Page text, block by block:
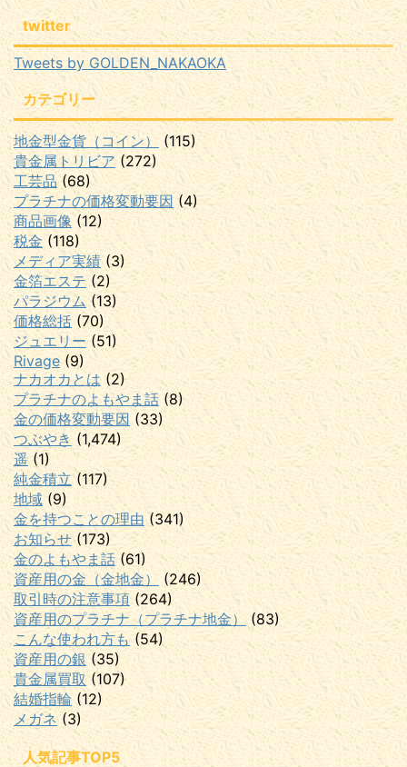
twitter
Tweets by GOLDEN_NAKAOKA
カテゴリー
地金型金貨（コイン）
(115)
貴金属トリビア (272)
工芸品(68)
プラチナの価格変動要因(4)
商品画像 (12)
税金 (118)
メディア実績(3)
金箔エステ(2)
パラジウム (13)
価格総括 (70)
ジュエリー (51)
Rivage (9)
ナカオカとは(2)
プラチナのよもやま話 (8)
金の価格変動要因 (33)
つぶやき (1,474)
遥 (1)
純金積立(117)
地域 (9)
金を持つことの理由 (341)
お知らせ(173)
金のよもやま話 (61)
資産用の金（金地金）
(246)
取引時の注意事項 (264)
資産用のプラチナ（プラチナ地金）
(83)
こんな使われ方も (54)
資産用の銀 (35)
貴金属買取 (107)
結婚指輪 (12)
メガネ (3)
人気記事TOP5